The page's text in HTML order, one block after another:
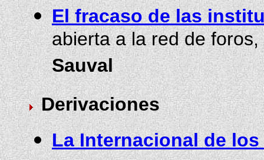
El fracaso de las
abierta a la red de
Sauval
Derivaciones
La Internacional de